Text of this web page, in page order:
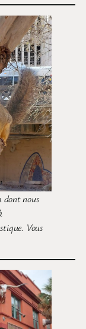
dont nous
Vous